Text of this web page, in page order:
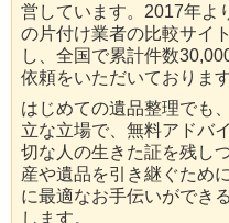
営しています。2017年よ
の片付け業者の比較サイ
し、全国で累計件数
依頼をいただいております
はじめての遺品整理でも
立な立場で、無料アドバ
切な人の生きた証を残し
産や遺品を引き継ぐため
に最適なお手伝いができ
します。